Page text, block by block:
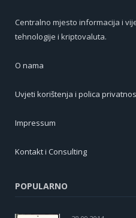
Centralno mjesto informacija i
tehnologije i kriptovaluta.
O nama
Uvjeti korištenja i polica
Impressum
Kontakt i Consulting
POPULARNO